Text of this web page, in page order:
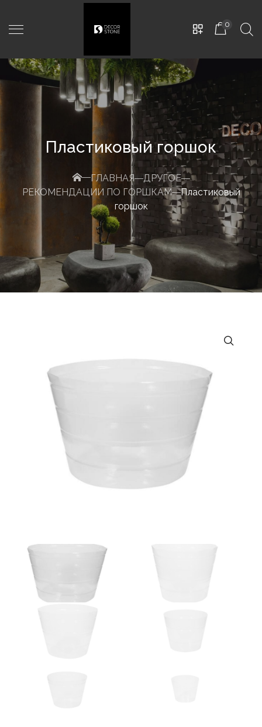
0
ГОРОДСКАЯ МЕБЕЛЬ
Пластиковый горшок
ГЛАВНАЯ
ДРУГОЕ
РЕКОМЕНДАЦИИ ПО ГОРШКАМ
Пластиковый
горшок
НОВО - НЕМЕЦКИЙ- CD-
0221
450,00
MDL